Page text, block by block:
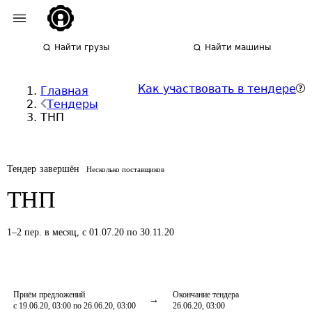
Найти грузы Найти машины
Главная
Тендеры
ТНП
Как участвовать в тендере
Тендер завершён Несколько поставщиков
ТНП
1–2 пер. в месяц, с 01.07.20 по 30.11.20
Приём предложений
с 19.06.20, 03:00 по 26.06.20, 03:00
Окончание тендера
26.06.20, 03:00